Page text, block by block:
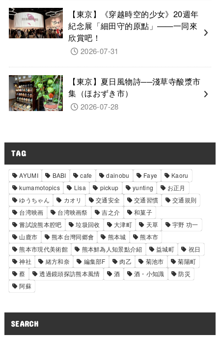
【東京】《穿越時空的少女》20週年
紀念展「細田守的原點」——一同來
欣賞吧！
2026-07-31
【東京】夏日風物詩──淺草寺酸漿市
集（ほおずき市）
2026-07-28
TAG
AYUMI BABI cafe dainobu Faye
Kaoru
kumamotopics
Lisa pickup yunting
お正月
ゆうちゃん
カオリ 交通安全 交通習慣
交通規則
台湾映画
台湾映画祭 吉之介
和菓子
嘗試說熊本腔吧
垃圾回收 大津町 天草
宇野 功一
山鹿市
熊本台灣同郷會 熊本城
熊本市
熊本市現代美術館
熊本鮮為人知景點介紹 益城町
祝日
神社
緒方和奈 編集部F 肉乙 菊池市
菊陽町
蔡
透過鏡頭探訪熊本風情 酒 酒・小知識
防災
阿蘇
SEARCH